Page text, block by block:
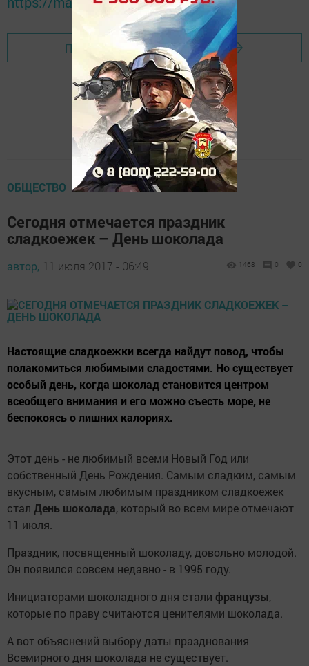
Перейти на страницу новости
ОБЩЕСТВО
Сегодня отмечается праздник
сладкоежек – День шоколада
автор, 11 июля 2017 - 06:49 1468 0 0
Настоящие сладкоежки всегда найдут повод, чтобы
полакомиться любимыми сладостями. Но существует
особый день, когда шоколад становится центром
всеобщего внимания и его можно съесть море, не
беспокоясь о лишних калориях.
Этот день - не любимый всеми Новый Год или
собственный День Рождения. Самым сладким, самым
вкусным, самым любимым праздником сладкоежек
стал День шоколада, который во всем мире отмечают
11 июля.
Праздник, посвященный шоколаду, довольно молодой.
Он появился совсем недавно - в 1995 году.
Инициаторами шоколадного дня стали французы,
которые по праву считаются ценителями шоколада.
А вот объяснений выбору даты празднования
Всемирного дня шоколада не существует.